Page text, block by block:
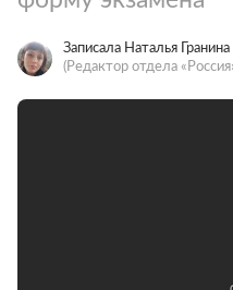
Записала Наталья Гранина
(Редактор отдела